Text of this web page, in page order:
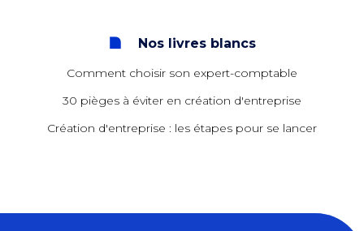
Nos livres blancs
Comment choisir son expert-comptable
30 pièges à éviter en création d'entreprise
Création d'entreprise : les étapes pour se lancer